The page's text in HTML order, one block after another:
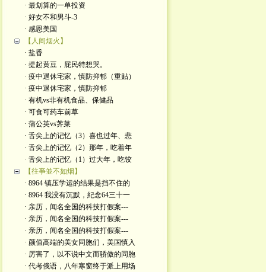
· 最划算的一单投资
· 好女不和男斗-3
· 感恩美国
【人间烟火】
· 盐香
· 提起黄豆，屁民特想哭。
· 疫中退休宅家，慎防抑郁（重贴）
· 疫中退休宅家，慎防抑郁
· 有机vs非有机食品、保健品
· 可食可药车前草
· 蒲公英vs荠菜
· 舌尖上的记忆（3）喜也过年、悲
· 舌尖上的记忆（2）那年，吃着年
· 舌尖上的记忆（1）过大年，吃饺
【往亊並不如烟】
· 8964 镇压学运的结果是挡不住的
· 8964 我没有沉默，紀念64三十一
· 亲历，闻名全国的科技打假案---
· 亲历，闻名全国的科技打假案---
· 亲历，闻名全国的科技打假案---
· 颜值高端的美女同胞们，美国慎入
· 厉害了，以不说中文而骄傲的同胞
· 代考俄语，八年寒窗终于派上用场